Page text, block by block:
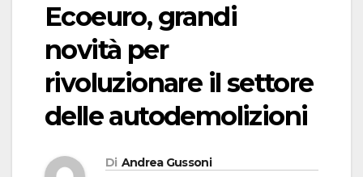
Ecoeuro, grandi
novità per
rivoluzionare il settore
delle autodemolizioni
Di Andrea Gussoni